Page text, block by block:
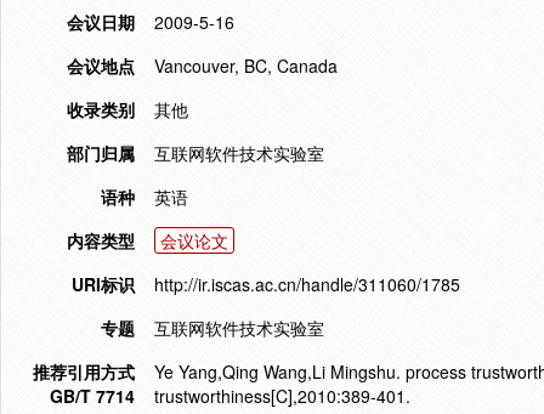
会议日期
2009-5-16
会议地点
Vancouver, BC, Canada
收录类别
其他
部门归属
互联网软件技术实验室
语种
英语
内容类型
会议论文
URI标识
http://ir.iscas.ac.cn/handle/311060/1785
专题
互联网软件技术实验室
推荐引用方式
GB/T 7714
Ye Yang,Qing Wang,Li Mingshu. process
trustworthiness[C],2010:389-401.